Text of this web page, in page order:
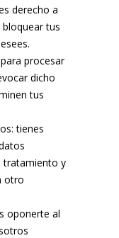
derecho a
tus
procesar
dicho
tus
tienes
tratamiento y
otro
oponerte al